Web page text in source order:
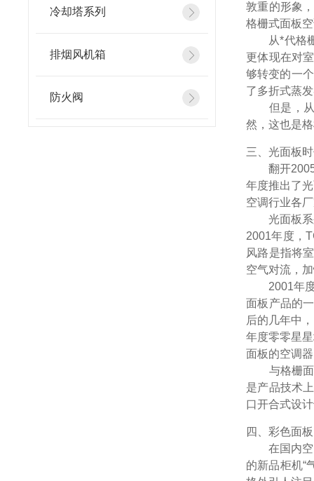
冷却塔系列
排烟风机箱
防火阀
敦重的形象
格栅式面板
从*代格栅
更体现在对
够转变的一
了多折式蒸
但是，从*
然，这也是
三、光面板
翻开2005
年度推出了
空调行业各
光面板系列
2001年度，
风路是指将
空气对流，
2001年度
面板产品的
后的几年中
年度零零星
面板的空调
与格栅面板
是产品技术
口开合式设
四、彩色面
在国内空调
的新品柜机“